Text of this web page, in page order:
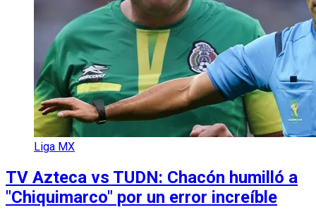
Liga MX
TV Azteca vs TUDN: Chacón humilló a
"Chiquimarco" por un error increíble